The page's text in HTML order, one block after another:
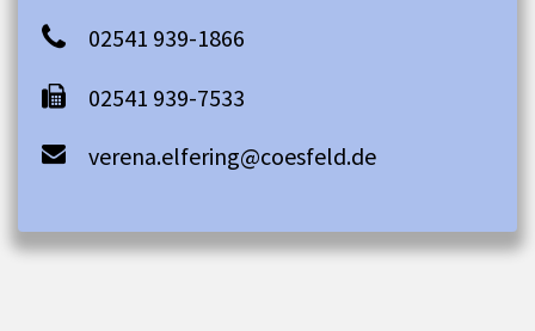
02541 939-1866
02541 939-7533
verena.elfering@coesfeld.de